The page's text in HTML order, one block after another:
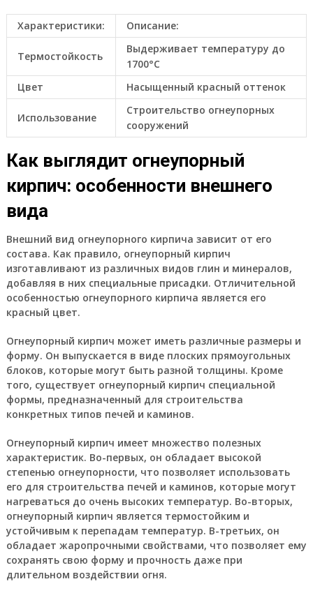
Характеристики: Описание:
Термостойкость
Выдерживает температуру до
1700°C
Цвет
Насыщенный красный оттенок
Использование
Строительство огнеупорных
сооружений
Как выглядит огнеупорный
кирпич: особенности внешнего
вида
Внешний вид огнеупорного кирпича зависит от его
состава. Как правило, огнеупорный кирпич
изготавливают из различных видов глин и минералов,
добавляя в них специальные присадки. Отличительной
особенностью огнеупорного кирпича является его
красный цвет.
Огнеупорный кирпич может иметь различные размеры и
форму. Он выпускается в виде плоских прямоугольных
блоков, которые могут быть разной толщины. Кроме
того, существует огнеупорный кирпич специальной
формы, предназначенный для строительства
конкретных типов печей и каминов.
Огнеупорный кирпич имеет множество полезных
характеристик. Во-первых, он обладает высокой
степенью огнеупорности, что позволяет использовать
его для строительства печей и каминов, которые могут
нагреваться до очень высоких температур. Во-вторых,
огнеупорный кирпич является термостойким и
устойчивым к перепадам температур. В-третьих, он
обладает жаропрочными свойствами, что позволяет ему
сохранять свою форму и прочность даже при
длительном воздействии огня.